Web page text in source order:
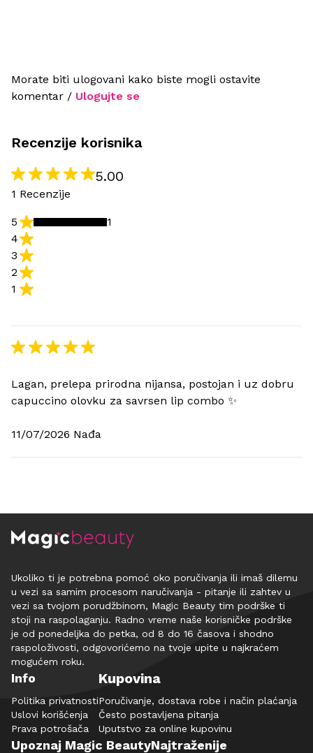
Morate biti ulogovani kako biste mogli ostavite
komentar / Ulogujte se
Recenzije korisnika
5.00
1 Recenzije
1
2
3
4
5 1
Lagan, prelepa prirodna nijansa, postojan i uz dobru
capuccino olovku za savrsen lip combo ✨
11/07/2026 Nađa
Ukoliko ti je potrebna pomoć oko poručivanja ili imaš dilemu
u vezi sa samim procesom naručivanja - pitanje ili zahtev u
vezi sa tvojom porudžbinom, Magic Beauty tim podrške ti
stoji na raspolaganju. Radno vreme naše korisničke podrške
je od ponedeljka do petka, od 8 do 16 časova i shodno
raspoloživosti, odgovorićemo na tvoje upite u najkraćem
mogućem roku.
Info
Politika privatnosti
Uslovi korišćenja
Prava potrošača
Kupovina
Poručivanje, dostava robe i način plaćanja
Često postavljena pitanja
Uputstvo za online kupovinu
Upoznaj Magic BeautyNajtraženije